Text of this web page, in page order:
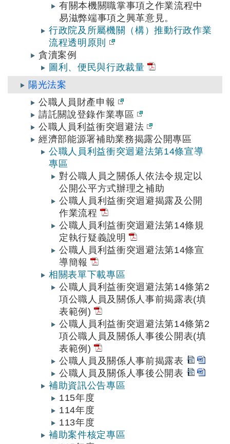
有關本機關職掌事項之作業流程中
易滋弊端事項之興革意見。
行政院及所屬機關（構）推動行政作業
流程透明原則
貪瀆案例
圖利、便民與行政裁量
陽光法案
公職人員財產申報
請託關說登錄作業專區
公職人員利益衝突迴避法
經濟部能源署補助業務揭露公開專區
公職人員利益衝突迴避法第14條宣導
專區
對公職人員之關係人依法令規定以
公開公平方式辦理之補助
公職人員利益衝突迴避揭露及公開
作業流程
公職人員利益衝突迴避法第14條規
定執行疑義說明
公職人員利益衝突迴避法第14條宣
導簡報
相關表單下載專區
公職人員利益衝突迴避法第14條第2
項公職人員及關係人事前揭露表(填
表範例)
公職人員利益衝突迴避法第14條第2
項公職人員及關係人事後公開表(填
表範例)
公職人員及關係人事前揭露表
公職人員及關係人事後公開表
補助資訊公告專區
115年度
114年度
113年度
補助案件核定專區